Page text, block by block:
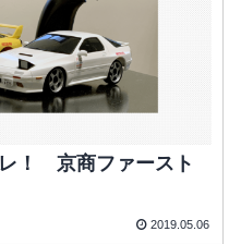
！ 京商ファースト
2019.05.06